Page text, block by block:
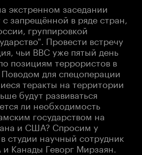
экстренном заседании
запрещённой в ряде стран,
группировкой
Провести встречу
чьи ВВС уже пятый день
позициям террористов в
для спецоперации
теракты на территории
будут развиваться
ли необходимость
государством на
и США? Спросим у
студии научный сотрудник
Канады Геворг Мирзаян.